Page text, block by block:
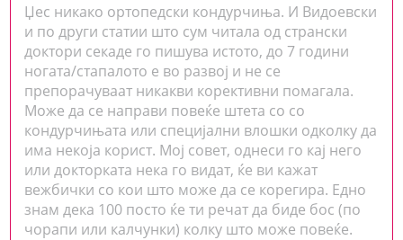
Џес никако ортопедски кондурчиња. И Видоевски
и по други статии што сум читала од странски
доктори секаде го пишува истото, до 7 години
ногата/стапалото е во развој и не се
препорачуваат никакви корективни помагала.
Може да се направи повеќе штета со со
кондурчињата или специјални влошки одколку да
има некоја корист. Мој совет, однеси го кај него
или докторката нека го видат, ќе ви кажат
вежбички со кои што може да се корегира. Едно
знам дека 100 посто ќе ти речат да биде бос (по
чорапи или калчунки) колку што може повеќе.